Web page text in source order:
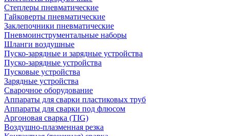
Степлеры пневматические
Гайковерты пневматические
Заклепочники пневматические
Пневмоинструментальные наборы
Шланги воздушные
Пуско-зарядные и зарядные устройства
Пуско-зарядные устройства
Пусковые устройства
Зарядные устройства
Сварочное оборудование
Аппараты для сварки пластиковых труб
Аппараты для сварки под флюсом
Аргоновая сварка (TIG)
Воздушно-плазменная резка